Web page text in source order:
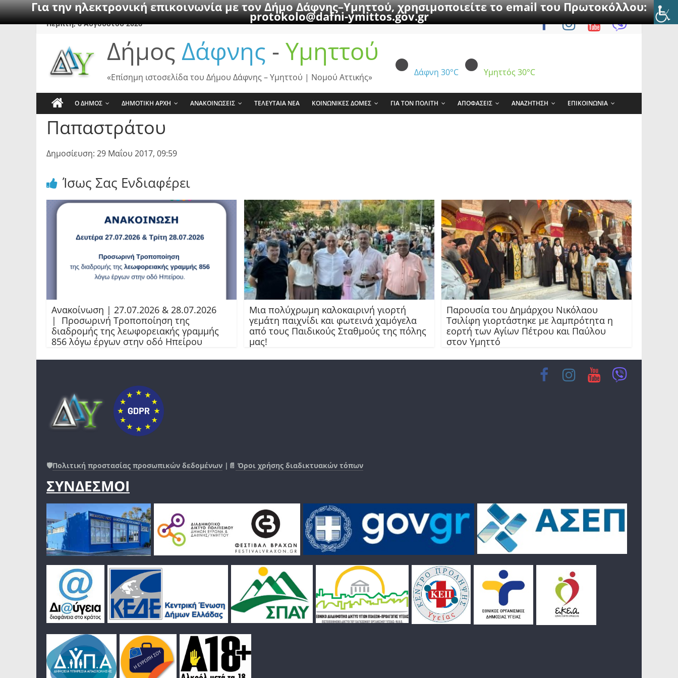
Για την ηλεκτρονική επικοινωνία με τον Δήμο Δάφνης–Υμηττού, χρησιμοποιείτε το email του Πρωτοκόλλου:
protokolo@dafni-ymittos.gov.gr
SkipΠέμπτη, 6 Αυγούστου 2026
Δήμος Δάφνης - Υμηττού
Δάφνη 30°C Υμηττός 30°C
«Επίσημη ιστοσελίδα του Δήμου Δάφνης – Υμηττού | Νομού Αττικής»
Ο ΔΗΜΟΣ ΔΗΜΟΤΙΚΗ ΑΡΧΗ ΑΝΑΚΟΙΝΩΣΕΙΣ ΤΕΛΕΥΤΑΙΑ ΝΕΑ ΚΟΙΝΩΝΙΚΕΣ ΔΟΜΕΣ ΓΙΑ ΤΟΝ ΠΟΛΙΤΗ ΑΠΟΦΑΣΕΙΣ ΑΝΑΖΗΤΗΣΗ ΕΠΙΚΟΙΝΩΝΙΑ
Παπαστράτου
Δημοσίευση: 29 Μαΐου 2017, 09:59
Ίσως Σας Ενδιαφέρει
Ανακοίνωση | 27.07.2026 & 28.07.2026
| Προσωρινή Τροποποίηση της
διαδρομής της λεωφορειακής γραμμής
856 λόγω έργων στην οδό Ηπείρου
Μια πολύχρωμη καλοκαιρινή γιορτή
γεμάτη παιχνίδι και φωτεινά χαμόγελα
από τους Παιδικούς Σταθμούς της πόλης
μας!
Παρουσία του Δημάρχου Νικόλαου
Τσιλίφη γιορτάστηκε με λαμπρότητα η
εορτή των Αγίων Πέτρου και Παύλου
στον Υμηττό
🛡️Πολιτική προστασίας προσωπικών δεδομένων |📄 Όροι χρήσης διαδικτυακών τόπων
ΣΥΝΔΕΣΜΟΙ